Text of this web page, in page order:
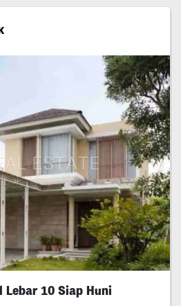
Lebar 10 Siap Huni